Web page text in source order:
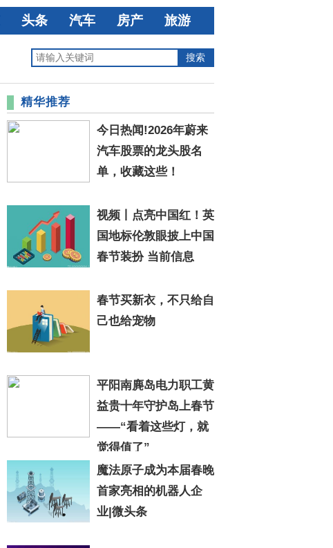
头条 汽车 房产
旅游
精华推荐
今日热闻!2026年蔚来
汽车股票的龙头股名
单，收藏这些！
视频丨点亮中国红！英
国地标伦敦眼披上中国
春节装扮 当前信息
春节买新衣，不只给自
己也给宠物
平阳南麂岛电力职工黄
益贵十年守护岛上春节
——“看着这些灯，就
觉得值了”
魔法原子成为本届春晚
首家亮相的机器人企
业|微头条